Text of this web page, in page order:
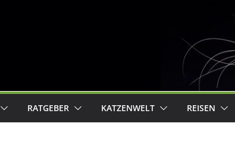
RATGEBER KATZENWELT REISEN